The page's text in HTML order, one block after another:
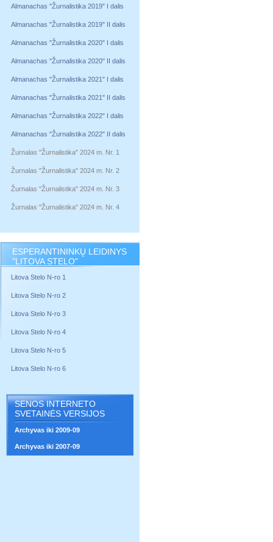
Almanachas "Žurnalistika 2019" I dalis
Almanachas "Žurnalistika 2019" II dalis
Almanachas "Žurnalistika 2020" I dalis
Almanachas "Žurnalistika 2020" II dalis
Almanachas "Žurnalistika 2021" I dalis
Almanachas "Žurnalistika 2021" II dalis
Almanachas "Žurnalistika 2022" I dalis
Almanachas "Žurnalistika 2022" II dalis
Žurnalas "Žurnalistika" 2024 m. Nr. 1
Žurnalas "Žurnalistika" 2024 m. Nr. 2
Žurnalas "Žurnalistika" 2024 m. Nr. 3
Žurnalas "Žurnalistika" 2024 m. Nr. 4
ESPERANTININKŲ LEIDINYS
"LITOVA STELO"
Litova Stelo N-ro 1
Litova Stelo N-ro 2
Litova Stelo N-ro 3
Litova Stelo N-ro 4
Litova Stelo N-ro 5
Litova Stelo N-ro 6
SENOS INTERNETO
SVETAINĖS VERSIJOS
Archyvas iki 2009-09
Archyvas iki 2007-09